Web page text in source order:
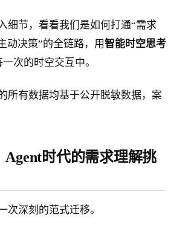
细节，看看我们是如何打通“需求
决策”的全链路，用智能时空思考
次的时空交互中。
所有数据均基于公开脱敏数据，案
Agent时代的需求理解挑
次深刻的范式迁移。